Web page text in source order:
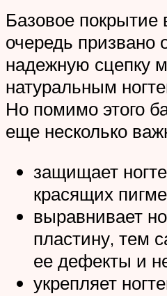
Базовое покрытие
очередь призвано
надежную сцепку
натуральным
Но помимо этого
еще несколько
защищает
красящих
выравнивает
пластину, тем
ее дефекты и
укрепляет